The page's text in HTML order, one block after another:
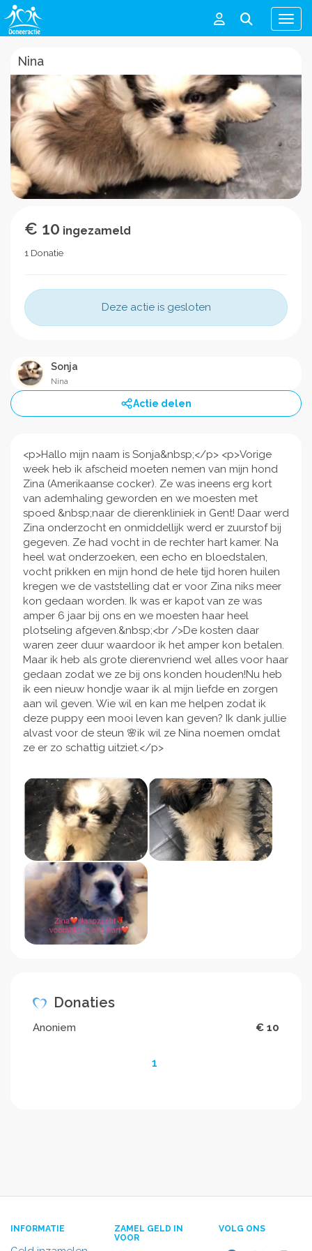
Menu
Nina
€ 10 ingezameld
1 Donatie
Deze actie is gesloten
Sonja
Nina
Actie delen
<p>Hallo mijn naam is Sonja&nbsp;</p> <p>Vorige
week heb ik afscheid moeten nemen van mijn hond
Zina (Amerikaanse cocker). Ze was ineens erg kort
van ademhaling geworden en we moesten met
spoed &nbsp;naar de dierenkliniek in Gent! Daar werd
Zina onderzocht en onmiddellijk werd er zuurstof bij
gegeven. Ze had vocht in de rechter hart kamer. Na
heel wat onderzoeken, een echo en bloedstalen,
vocht prikken en mijn hond de hele tijd horen huilen
kregen we de vaststelling dat er voor Zina niks meer
kon gedaan worden. Ik was er kapot van ze was
amper 6 jaar bij ons en we moesten haar heel
plotseling afgeven.&nbsp;<br />De kosten daar
waren zeer duur waardoor ik het amper kon betalen.
Maar ik heb als grote dierenvriend wel alles voor haar
gedaan zodat we ze bij ons konden houden!Nu heb
ik een nieuw hondje waar ik al mijn liefde en zorgen
aan wil geven. Wie wil en kan me helpen zodat ik
deze puppy een mooi leven kan geven? Ik dank jullie
alvast voor de steun 🌸ik wil ze Nina noemen omdat
ze er zo schattig uitziet.</p>
Donaties
Anoniem € 10
1
INFORMATIE
ZAMEL GELD IN
VOOR
VOLG ONS